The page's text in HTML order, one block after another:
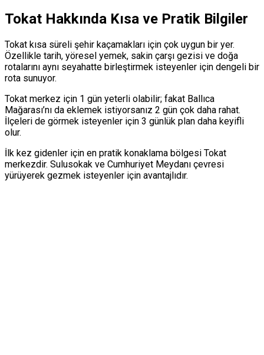
Tokat Hakkında Kısa ve Pratik Bilgiler
Tokat kısa süreli şehir kaçamakları için çok uygun bir yer.
Özellikle tarih, yöresel yemek, sakin çarşı gezisi ve doğa
rotalarını aynı seyahatte birleştirmek isteyenler için dengeli bir
rota sunuyor.
Tokat merkez için 1 gün yeterli olabilir; fakat Ballıca
Mağarası’nı da eklemek istiyorsanız 2 gün çok daha rahat.
İlçeleri de görmek isteyenler için 3 günlük plan daha keyifli
olur.
İlk kez gidenler için en pratik konaklama bölgesi Tokat
merkezdir. Sulusokak ve Cumhuriyet Meydanı çevresi
yürüyerek gezmek isteyenler için avantajlıdır.